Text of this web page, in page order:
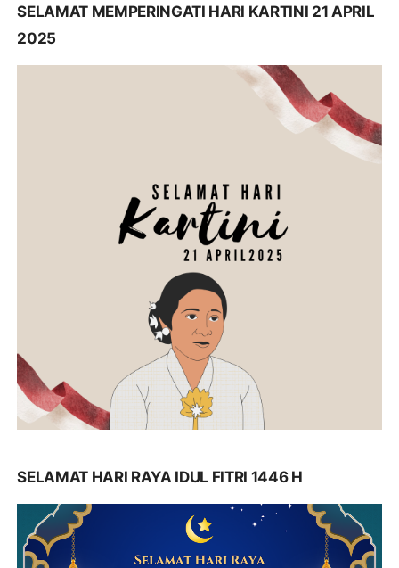
SELAMAT MEMPERINGATI HARI KARTINI 21 APRIL
2025
SELAMAT HARI RAYA IDUL FITRI 1446 H